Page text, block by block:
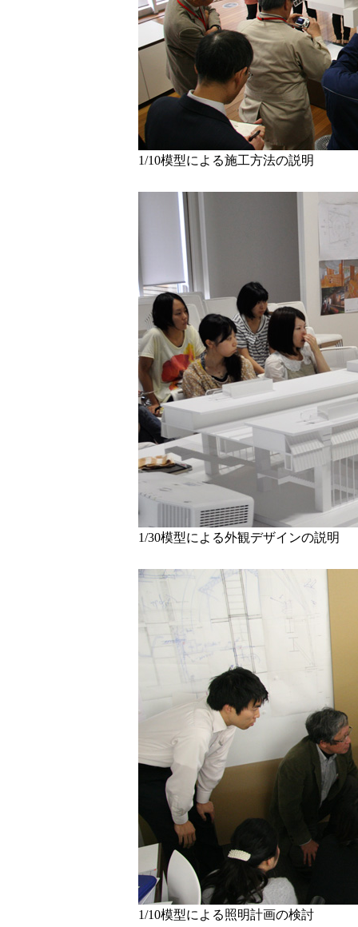
1/10模型による施工方法の説明
1/30模型による外観デザインの説明
1/10模型による照明計画の検討